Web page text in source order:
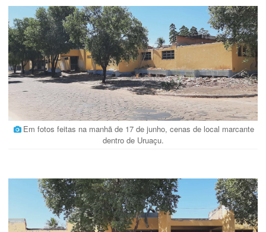
Em fotos feitas na manhã de 17 de junho, cenas de local marcante
dentro de Uruaçu.